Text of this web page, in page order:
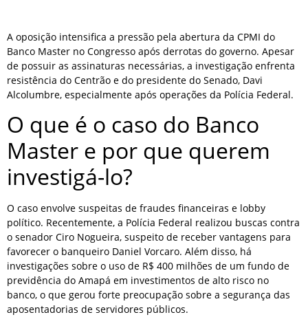
A oposição intensifica a pressão pela abertura da CPMI do
Banco Master no Congresso após derrotas do governo. Apesar
de possuir as assinaturas necessárias, a investigação enfrenta
resistência do Centrão e do presidente do Senado, Davi
Alcolumbre, especialmente após operações da Polícia Federal.
O que é o caso do Banco
Master e por que querem
investigá-lo?
O caso envolve suspeitas de fraudes financeiras e lobby
político. Recentemente, a Polícia Federal realizou buscas contra
o senador Ciro Nogueira, suspeito de receber vantagens para
favorecer o banqueiro Daniel Vorcaro. Além disso, há
investigações sobre o uso de R$ 400 milhões de um fundo de
previdência do Amapá em investimentos de alto risco no
banco, o que gerou forte preocupação sobre a segurança das
aposentadorias de servidores públicos.